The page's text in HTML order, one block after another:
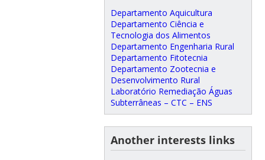
Departamento Aquicultura
Departamento Ciência e
Tecnologia dos Alimentos
Departamento Engenharia Rural
Departamento Fitotecnia
Departamento Zootecnia e
Desenvolvimento Rural
Laboratório Remediação Águas
Subterrâneas – CTC – ENS
Another interests links